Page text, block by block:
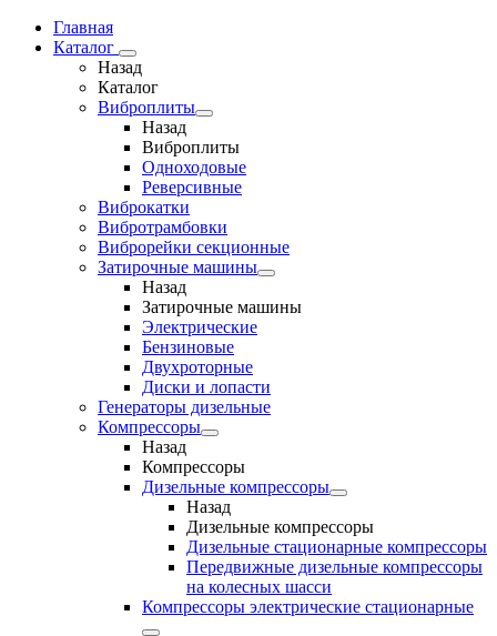
Главная
Каталог
Назад
Каталог
Виброплиты
Назад
Виброплиты
Одноходовые
Реверсивные
Виброкатки
Вибротрамбовки
Виброрейки секционные
Затирочные машины
Назад
Затирочные машины
Электрические
Бензиновые
Двухроторные
Диски и лопасти
Генераторы дизельные
Компрессоры
Назад
Компрессоры
Дизельные компрессоры
Назад
Дизельные компрессоры
Дизельные стационарные компрессоры
Передвижные дизельные компрессоры
на колесных шасси
Компрессоры электрические стационарные